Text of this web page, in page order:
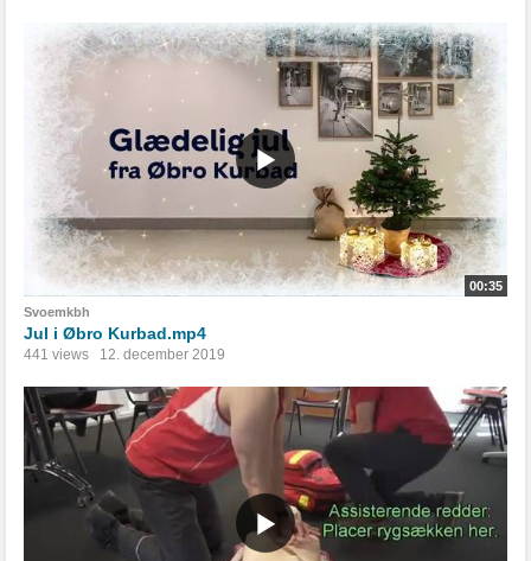
00:35
Svoemkbh
Jul i Øbro Kurbad.mp4
441 views 12. december 2019